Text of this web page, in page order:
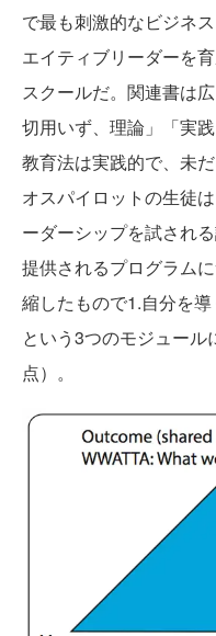
で最も刺激的なビジネ
エイティブリーダーを
スクールだ。関連書は
切用いず、理論」「実
教育法は実践的で、未
オスパイロットの生徒
ーダーシップを試され
提供されるプログラム
縮したもので1.自分を
という3つのモジュー
点）。